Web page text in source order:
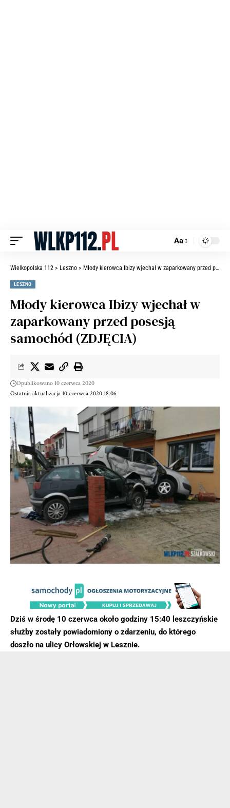
Aa
Wielkopolska 112 > Leszno > Młody kierowca Ibizy wjechał w zaparkowany przed posesją samochód (ZDJĘCIA)
LESZNO
Młody kierowca Ibizy wjechał w
zaparkowany przed posesją
samochód (ZDJĘCIA)
Ostatnia aktualizacja 10 czerwca 2020 18:06
Opublikowano 10 czerwca 2020
Dziś w środę 10 czerwca około godziny 15:40 leszczyńskie
służby zostały powiadomiony o zdarzeniu, do którego
doszło na ulicy Orłowskiej w Lesznie.